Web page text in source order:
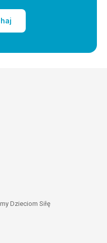
Dzieciom Siłę